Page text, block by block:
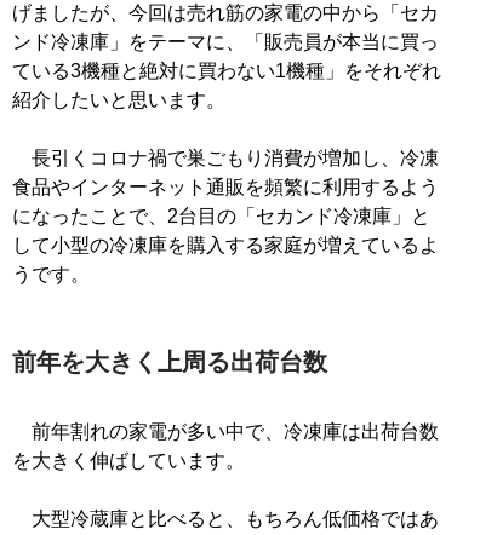
げましたが、今回は売れ筋の家電の中から「セカ
ンド冷凍庫」をテーマに、「販売員が本当に買っ
ている3機種と絶対に買わない1機種」をそれぞれ
紹介したいと思います。
長引くコロナ禍で巣ごもり消費が増加し、冷凍
食品やインターネット通販を頻繁に利用するよう
になったことで、2台目の「セカンド冷凍庫」と
して小型の冷凍庫を購入する家庭が増えているよ
うです。
前年を大きく上周る出荷台数
前年割れの家電が多い中で、冷凍庫は出荷台数
を大きく伸ばしています。
大型冷蔵庫と比べると、もちろん低価格ではあ